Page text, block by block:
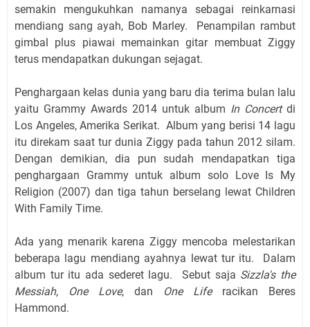
semakin mengukuhkan namanya sebagai reinkarnasi
mendiang sang ayah, Bob Marley. Penampilan rambut
gimbal plus piawai memainkan gitar membuat Ziggy
terus mendapatkan dukungan sejagat.
Penghargaan kelas dunia yang baru dia terima bulan lalu
yaitu Grammy Awards 2014 untuk album In Concert di
Los Angeles, Amerika Serikat. Album yang berisi 14 lagu
itu direkam saat tur dunia Ziggy pada tahun 2012 silam.
Dengan demikian, dia pun sudah mendapatkan tiga
penghargaan Grammy untuk album solo Love Is My
Religion (2007) dan tiga tahun berselang lewat Children
With Family Time.
Ada yang menarik karena Ziggy mencoba melestarikan
beberapa lagu mendiang ayahnya lewat tur itu. Dalam
album tur itu ada sederet lagu. Sebut saja Sizzla's the
Messiah,
One Love, dan One Liferacikan Beres
Hammond.